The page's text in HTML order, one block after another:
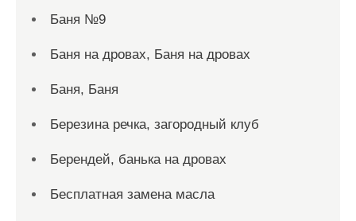
Баня №9
Баня на дровах, Баня на дровах
Баня, Баня
Березина речка, загородный клуб
Берендей, банька на дровах
Бесплатная замена масла